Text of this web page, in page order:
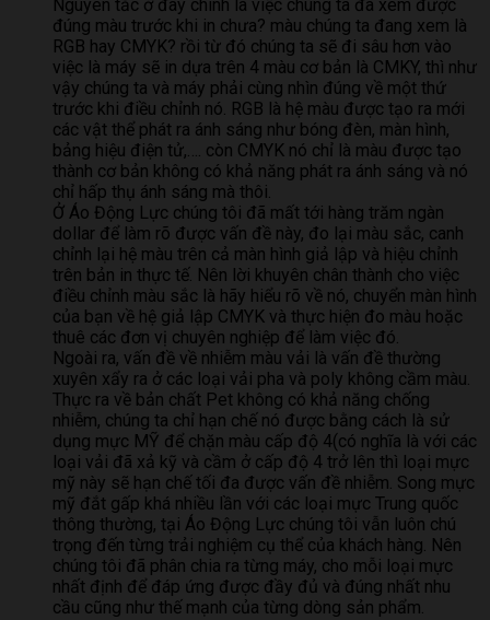
Nguyên tắc ở đây chính là việc chúng ta đã xem được
đúng màu trước khi in chưa? màu chúng ta đang xem là
RGB hay CMYK? rồi từ đó chúng ta sẽ đi sâu hơn vào
việc là máy sẽ in dựa trên 4 màu cơ bản là CMKY, thì như
vậy chúng ta và máy phải cùng nhìn đúng về một thứ
trước khi điều chỉnh nó. RGB là hệ màu được tạo ra mới
các vật thể phát ra ánh sáng như bóng đèn, màn hình,
bảng hiệu điện tử,…. còn CMYK nó chỉ là màu được tạo
thành cơ bản không có khả năng phát ra ánh sáng và nó
chỉ hấp thụ ánh sáng mà thôi.
Ở Áo Động Lực chúng tôi đã mất tới hàng trăm ngàn
dollar để làm rõ được vấn đề này, đo lại màu sắc, canh
chỉnh lại hệ màu trên cả màn hình giả lập và hiệu chỉnh
trên bản in thực tế. Nên lời khuyên chân thành cho việc
điều chỉnh màu sắc là hãy hiểu rõ về nó, chuyển màn hình
của bạn về hệ giả lập CMYK và thực hiện đo màu hoặc
thuê các đơn vị chuyên nghiệp để làm việc đó.
Ngoài ra, vấn đề về nhiễm màu vải là vấn đề thường
xuyên xẩy ra ở các loại vải pha và poly không cầm màu.
Thực ra về bản chất Pet không có khả năng chống
nhiễm, chúng ta chỉ hạn chế nó được bằng cách là sử
dụng mực MỸ để chặn màu cấp độ 4(có nghĩa là với các
loại vải đã xả kỹ và cầm ở cấp độ 4 trở lên thì loại mực
mỹ này sẽ hạn chế tối đa được vấn đề nhiễm. Song mực
mỹ đắt gấp khá nhiều lần với các loại mực Trung quốc
thông thường, tại Áo Động Lực chúng tôi vẫn luôn chú
trọng đến từng trải nghiệm cụ thể của khách hàng. Nên
chúng tôi đã phân chia ra từng máy, cho mỗi loại mực
nhất định để đáp ứng được đầy đủ và đúng nhất nhu
cầu cũng như thế mạnh của từng dòng sản phẩm.